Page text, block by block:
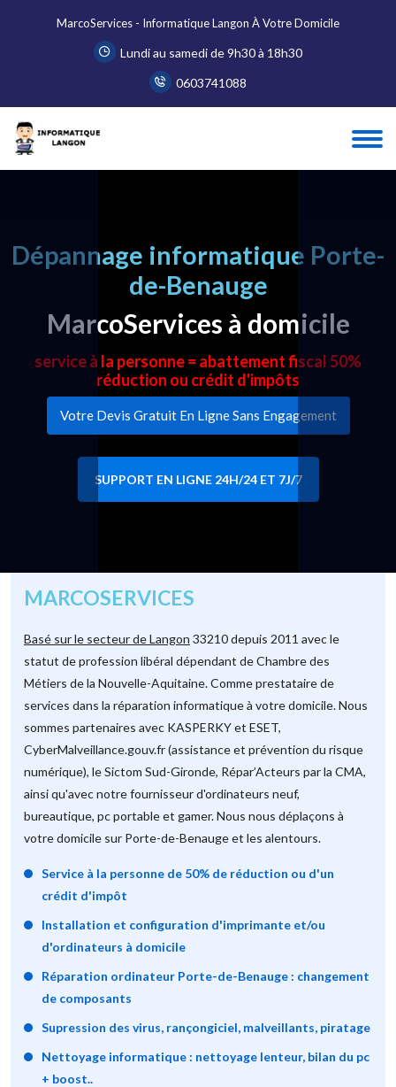
MarcoServices - Informatique Langon À Votre Domicile
Lundi au samedi de 9h30 à 18h30
0603741088
Dépannage informatique Porte-
de-Benauge
MarcoServices à domicile
service à la personne = abattement fiscal 50%
réduction ou crédit d'impôts
Votre Devis Gratuit En Ligne Sans Engagement
SUPPORT EN LIGNE 24H/24 ET 7J/7
MARCOSERVICES
Basé sur le secteur de Langon 33210 depuis 2011 avec le
statut de profession libéral dépendant de Chambre des
Métiers de la Nouvelle-Aquitaine. Comme prestataire de
services dans la réparation informatique à votre domicile. Nous
sommes partenaires avec KASPERKY et ESET,
CyberMalveillance.gouv.fr (assistance et prévention du risque
numérique), le Sictom Sud-Gironde, Répar’Acteurs par la CMA,
ainsi qu'avec notre fournisseur d'ordinateurs neuf,
bureautique, pc portable et gamer. Nous nous déplaçons à
votre domicile sur Porte-de-Benauge et les alentours.
Service à la personne de 50% de réduction ou d'un
crédit d'impôt
Installation et configuration d'imprimante et/ou
d'ordinateurs à domicile
Réparation ordinateur Porte-de-Benauge : changement
de composants
Supression des virus, rançongiciel, malveillants, piratage
Nettoyage informatique : nettoyage lenteur, bilan du pc
+ boost..